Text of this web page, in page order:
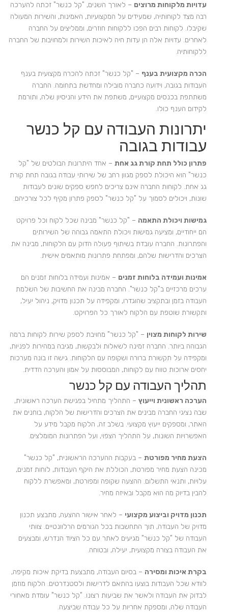
עדויות מלקוחות מרוצים – לאורך השנים, "קל כנשר" זכתה להערכה
רבה מצד לקוחותיה, שמעידים על המקצועיות, האמינות, והשירות המעולה
שקיבלו. לקוחות רבים הפכו ללקוחות חוזרים, וממליצים על החברה
לאחרים. עדויות אלה הן עדות חיה לאיכות השירות ולמחויבות של החברה
ללקוחותיה.
הכרה מקצועית בענף – "קל כנשר" זכתה להכרה מקצועית בענף
העבודות בגובה, וידועה כחברה מובילה ומחדשת בתחומה. החברה
משתתפת בכנסים מקצועיים, משתפת את הידע והניסיון שלה, ותורמת
לקידום הענף כולו.
יתרונות העבודה עם קל כנשר
עבודות בגובה
פתרון כולל תחת קורת גג אחת – אחד היתרונות הבולטים של "קל
כנשר" הוא היכולת לספק מגוון רחב של שירותי עבודה בגובה תחת קורת
גג אחת. לקוחות החברה אינם צריכים לחפש ספקים שונים לעבודות
שונות, ויכולים לסמוך על "קל כנשר" לספק פתרון מקיף לכל צורכיהם.
גמישות ויכולת התאמה – "קל כנשר" מבינה שכל לקוח וכל פרויקט
הם ייחודיים, ומציעה גמישות ויכולת התאמה גבוהה של השירותים
והפתרונות. החברה עובדת בשיתוף פעולה הדוק עם הלקוחות, מבינה את
הצרכים והדרישות שלהם, ומפתחת פתרונות מותאמים אישית.
אמינות ועמידה בלוחות זמנים – אמינות ועמידה בלוחות זמנים הם
ערכים מרכזיים ב"קל כנשר". החברה מבינה את החשיבות של השלמת
העבודה בזמן ובתקציב שהוגדרו, ומקפידה על תכנון מדויק, ניהול יעיל,
ותקשורת שוטפת עם הלקוח לאורך כל הפרויקט.
שירות לקוחות מצוין – "קל כנשר" מחויבת לספק שירות לקוחות ברמה
הגבוהה ביותר. החברה זמינה לשאלות ולבקשות, מגיבה במהירות לפניות,
ומקפידה על תקשורת ברורה ושקופה עם הלקוחות. גישה זו בונה מערכות
יחסים ארוכות טווח עם לקוחות, המבוססות על אמון והערכה הדדית.
תהליך העבודה עם קל כנשר
הערכה ראשונית וייעוץ – התהליך מתחיל בפגישת הערכה ראשונית,
שבה נציגי החברה מבינים את הצרכים והדרישות של הלקוח, בוחנים את
האתר, ומספקים ייעוץ מקצועי. בשלב זה, הלקוח מקבל מידע על
האפשרויות השונות, על התהליך הצפוי, ועל הפתרונות המומלצים.
הצעת מחיר מפורטת – בעקבות ההערכה הראשונית, "קל כנשר"
מכינה הצעת מחיר מפורטת, הכוללת את היקף העבודות, לוחות זמנים,
עלויות, ותנאי התשלום. ההצעה שקופה ומפורטת, ומאפשרת ללקוח
להבין בדיוק מה הוא מקבל ובאיזה מחיר.
תכנון מדויק וביצוע מקצועי – לאחר אישור ההצעה, מתבצע תכנון
מדויק של העבודה, תוך התחשבות בכל הגורמים הרלוונטיים. צוותי
העבודה של "קל כנשר" מגיעים לאתר עם כל הציוד הנדרש, ומבצעים
את העבודה בצורה מקצועית, יעילה, ובטוחה.
בקרת איכות ומסירה – בסיום העבודה, מתבצעת בדיקת איכות מקיפה,
לוודא שכל העבודות בוצעו בהתאם לדרישות ולסטנדרטים. הלקוח מוזמן
לבדוק את העבודה ולאשר את שביעות רצונו. "קל כנשר" עומדת מאחורי
העבודה שלה, ומספקת אחריות על כל עבודה שביצעה.